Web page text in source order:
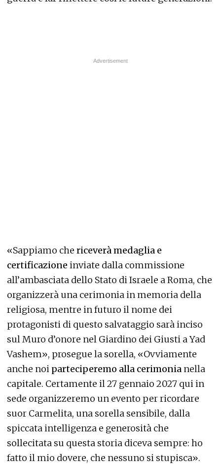
«Sappiamo che riceverà medaglia e
certificazione inviate dalla commissione
all’ambasciata dello Stato di Israele a Roma, che
organizzerà una cerimonia in memoria della
religiosa, mentre in futuro il nome dei
protagonisti di questo salvataggio sarà inciso
sul Muro d’onore nel Giardino dei Giusti a Yad
Vashem», prosegue la sorella, «Ovviamente
anche noi parteciperemo alla cerimonia nella
capitale. Certamente il 27 gennaio 2027 qui in
sede organizzeremo un evento per ricordare
suor Carmelita, una sorella sensibile, dalla
spiccata intelligenza e generosità che
sollecitata su questa storia diceva sempre: ho
fatto il mio dovere, che nessuno si stupisca».